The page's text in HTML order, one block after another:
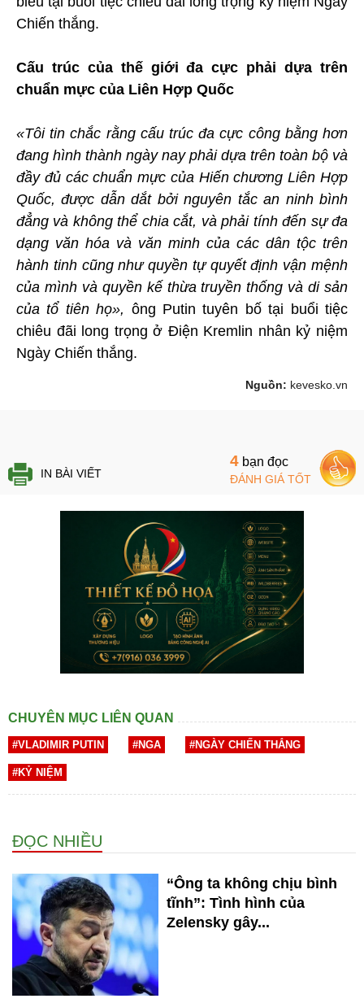
Chiến thắng.
Cấu trúc của thế giới đa cực phải dựa trên
chuẩn mực của Liên Hợp Quốc
«Tôi tin chắc rằng cấu trúc đa cực công bằng hơn
đang hình thành ngày nay phải dựa trên toàn bộ và
đầy đủ các chuẩn mực của Hiến chương Liên Hợp
Quốc, được dẫn dắt bởi nguyên tắc an ninh bình
đẳng và không thể chia cắt, và phải tính đến sự đa
dạng văn hóa và văn minh của các dân tộc trên
hành tinh cũng như quyền tự quyết định vận mệnh
của mình và quyền kế thừa truyền thống và di sản
của tổ tiên họ», ông Putin tuyên bố tại buổi tiệc
chiêu đãi long trọng ở Điện Kremlin nhân kỷ niệm
Ngày Chiến thắng.
Nguồn: kevesko.vn
IN BÀI VIẾT
4 bạn đọc
ĐÁNH GIÁ TỐT
CHUYÊN MỤC LIÊN QUAN
#VLADIMIR PUTIN #NGA #NGÀY CHIẾN THẮNG
#KỶ NIỆM
ĐỌC NHIỀU
“Ông ta không chịu bình
tĩnh”: Tình hình của
Zelensky gây...